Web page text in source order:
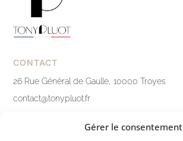
Gérer le consentement
CONTACT
26 Rue Général de Gaulle, 10000 Troyes
contact@tonypluot.fr